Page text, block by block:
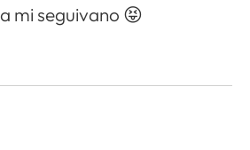
mi seguivano 😝